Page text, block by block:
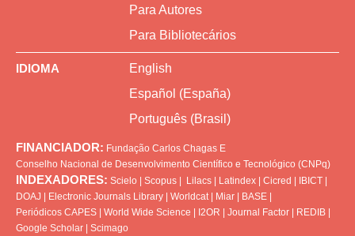
Para Autores
Para Bibliotecários
IDIOMA
English
Español (España)
Português (Brasil)
FINANCIADOR: Fundação Carlos Chagas E
Conselho Nacional de Desenvolvimento Científico e Tecnológico (CNPq)
INDEXADORES: Scielo | Scopus | Lilacs | Latindex | Cicred | IBICT |
DOAJ | Electronic Journals Library | Worldcat | Miar | BASE |
Periódicos CAPES | World Wide Science | I2OR | Journal Factor | REDIB |
Google Scholar | Scimago